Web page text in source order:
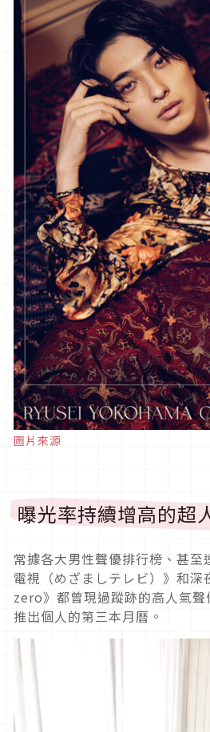
圖片來源
曝光率持續增高的超
常據各大男性聲優排行榜、甚至
電視（めざましテレビ）》和深
zero》都曾現過蹤跡的高人氣
推出個人的第三本月曆。